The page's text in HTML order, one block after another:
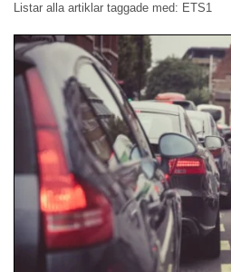
Listar alla artiklar taggade med: ETS1